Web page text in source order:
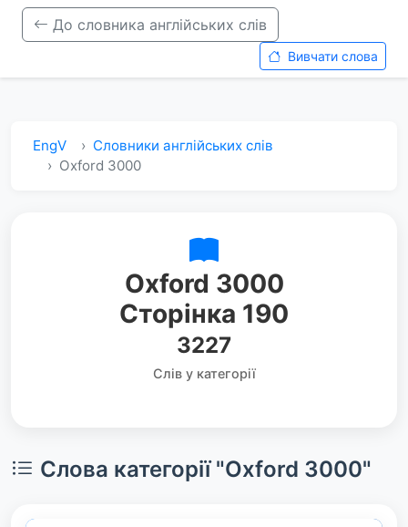
До словника англійських слів
Вивчати слова
EngV
Словники англійських слів
Oxford 3000
Oxford 3000
Сторінка 190
3227
Слів у категорії
Слова категорії "Oxford 3000"